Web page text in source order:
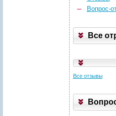
Вопрос-
Все
Все отзывы